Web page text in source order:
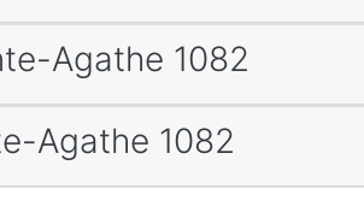
Agathe 1082
Agathe 1082